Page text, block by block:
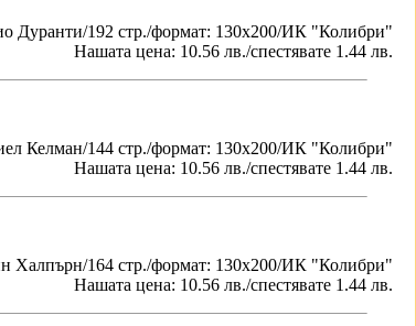
Дуранти/192 стр./формат: 130х200/ИК "Колибри"
Нашата цена: 10.56 лв./спестявате 1.44 лв.
Келман/144 стр./формат: 130х200/ИК "Колибри"
Нашата цена: 10.56 лв./спестявате 1.44 лв.
Халпърн/164 стр./формат: 130х200/ИК "Колибри"
Нашата цена: 10.56 лв./спестявате 1.44 лв.